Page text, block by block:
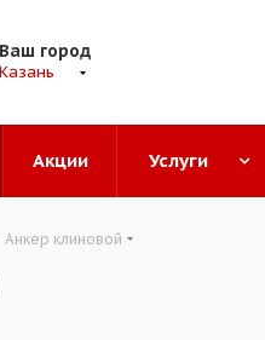
Ваш город
Казань
Акции Услуги
Анкер клиновой